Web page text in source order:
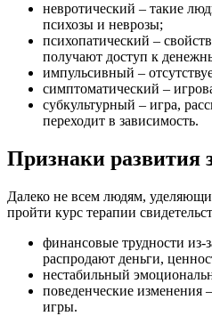
невротический – такие
психозы и неврозы;
психопатический –
получают доступ к
импульсивный –
симптоматический –
субкультурный – игра,
переходит в зависимость.
Признаки развития
Далеко не всем людям,
пройти курс терапии
финансовые трудности из-
распродают деньги,
нестабильный
поведенческие изменения
игры.